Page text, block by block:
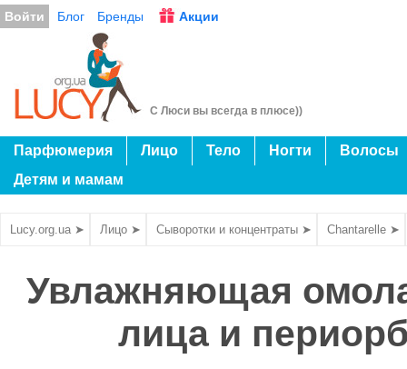
Войти Блог Бренды Акции
С Люси вы всегда в плюсе))
Парфюмерия Лицо Тело Ногти
Волосы
Детям и мамам
Lucy.org.ua ➤ Лицо ➤ Сыворотки и концентраты ➤ Chantarelle ➤
Увлажняющая
лица и